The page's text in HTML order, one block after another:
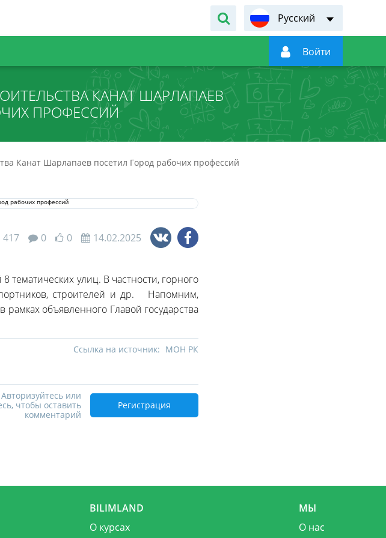
Русский
 Войти
КАНАТ ШАРЛАПАЕВ
ПРОФЕССИЙ
Канат Шарлапаев посетил Город рабочих профессий
417 0 0 14.02.2025
тематических улиц. В частности, горного
строителей и др. Напомним,
объявленного Главой государства
Ссылка на источник: МОН РК
Авторизуйтесь или
чтобы оставить
комментарий
Регистрация
BILIMLAND
О курсах
МЫ
О нас